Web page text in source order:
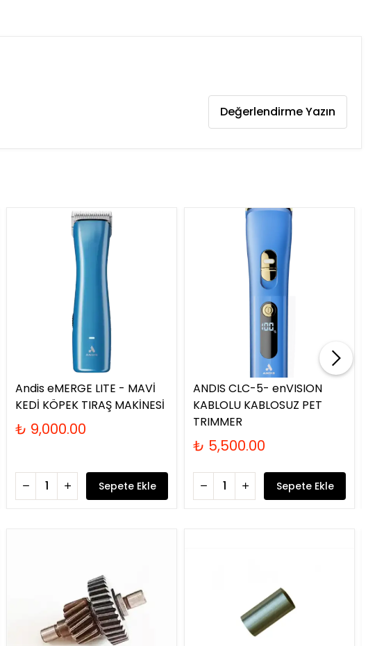
Değerlendirme Yazın
Andis eMERGE LITE - MAVİ
KEDİ KÖPEK TIRAŞ MAKİNESİ
₺ 9,000.00
Sepete Ekle
ANDIS CLC-5- enVISION
KABLOLU KABLOSUZ PET
TRIMMER
₺ 5,500.00
Sepete Ekle